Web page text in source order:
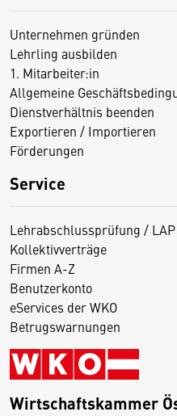
Unternehmen gründen
Lehrling ausbilden
1. Mitarbeiter:in
Allgemeine
Dienstverhältnis beenden
Exportieren / Importieren
Förderungen
Service
Lehrabschlussprüfung / LAP
Kollektivverträge
Firmen A-Z
Benutzerkonto
eServices der WKO
Betrugswarnungen
Wirtschaftskammer